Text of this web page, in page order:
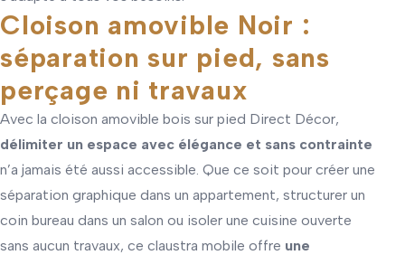
Cloison amovible Noir :
séparation sur pied, sans
perçage ni travaux
Avec la cloison amovible bois sur pied Direct Décor,
délimiter un espace avec élégance et sans contrainte
n’a jamais été aussi accessible. Que ce soit pour créer une
séparation graphique dans un appartement, structurer un
coin bureau dans un salon ou isoler une cuisine ouverte
sans aucun travaux, ce claustra mobile offre une